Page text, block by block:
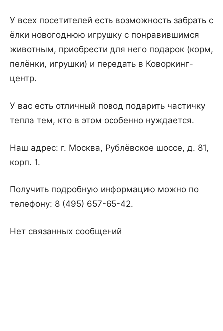
У всех посетителей есть возможность забрать с
ёлки новогоднюю игрушку с понравившимся
животным, приобрести для него подарок (корм,
пелёнки, игрушки) и передать в Коворкинг-
центр.
У вас есть отличный повод подарить частичку
тепла тем, кто в этом особенно нуждается.
Наш адрес: г. Москва, Рублёвское шоссе, д. 81,
корп. 1.
Получить подробную информацию можно по
телефону: 8 (495) 657-65-42.
Нет связанных сообщений